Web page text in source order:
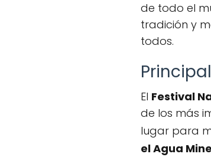
de todo el
tradición y
todos.
El Festival
de los más
lugar para
el Agua